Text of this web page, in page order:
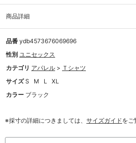
商品詳細
品番 ydb4573676069696
性別 ユニセックス
カテゴリ アパレル > Ｔシャツ
サイズ S M L XL
カラー ブラック
※採寸の詳細につきましては、 サイズガイドをご